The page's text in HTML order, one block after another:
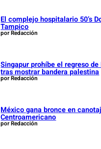
El complejo hospitalario 50’s
Tampico
por Redacción
Singapur prohíbe el regreso
tras mostrar bandera palestina
por Redacción
México gana bronce en
Centroamericano
por Redacción